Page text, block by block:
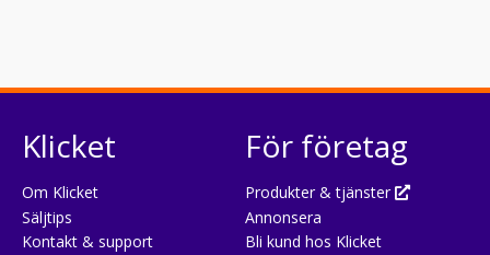
Klicket
Om Klicket
Säljtips
Kontakt & support
För företag
Produkter & tjänster
Annonsera
Bli kund hos Klicket